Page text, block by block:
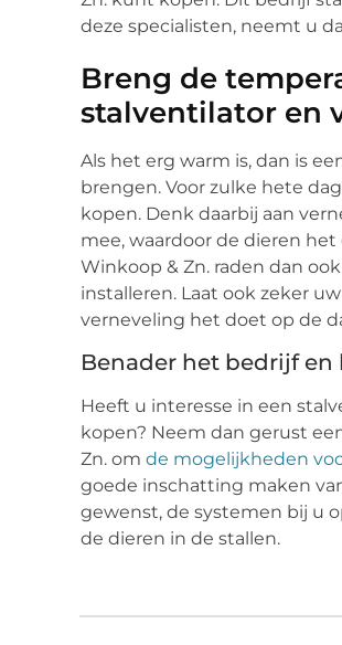
deze specialisten, neemt u
Breng de
stalventilator en
Als het erg warm is, dan is
brengen. Voor zulke hete
kopen. Denk daarbij aan
mee, waardoor de dieren
Winkoop & Zn. raden dan
installeren. Laat ook zeker
verneveling het doet op de
Benader het bedrijf
Heeft u interesse in een
kopen? Neem dan gerust
Zn. om de mogelijkheden
goede inschatting maken
gewenst, de systemen bij u
de dieren in de stallen.